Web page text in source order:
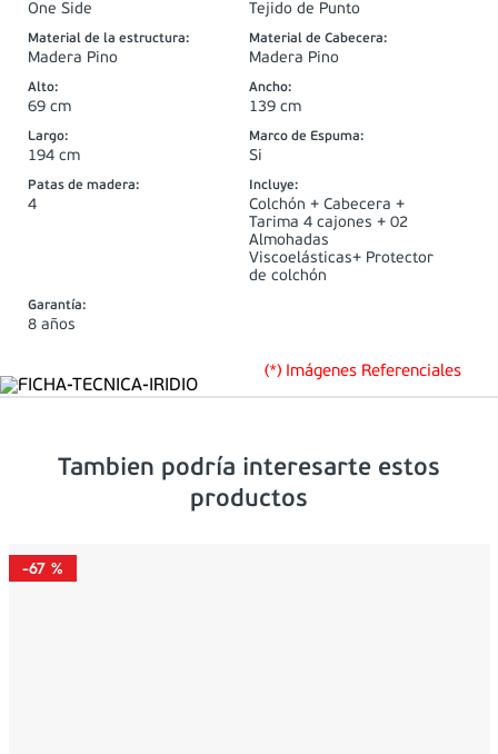
One Side Tejido de Punto
Material de la estructura:
Madera Pino
Material de Cabecera:
Madera Pino
Alto:
69 cm
Ancho:
139 cm
Largo:
194 cm
Marco de Espuma:
Si
Patas de madera:
4
Incluye:
Colchón + Cabecera +
Tarima 4 cajones + 02
Almohadas
Viscoelásticas+ Protector
de colchón
Garantía:
8 años
(*) Imágenes Referenciales
Tambien podría interesarte estos
productos
-67 %